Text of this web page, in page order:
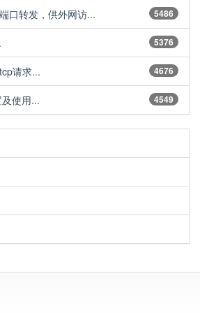
5486
口转发，供外网访...
5376
4676
请求...
4549
使用...